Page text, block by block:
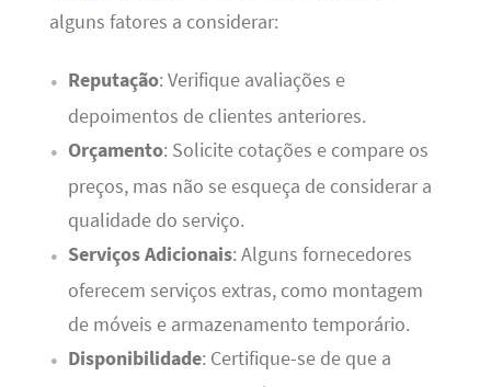
alguns fatores a considerar:
Reputação: Verifique avaliações e
depoimentos de clientes anteriores.
Orçamento: Solicite cotações e compare os
preços, mas não se esqueça de considerar a
qualidade do serviço.
Serviços Adicionais: Alguns fornecedores
oferecem serviços extras, como montagem
de móveis e armazenamento temporário.
Disponibilidade: Certifique-se de que a